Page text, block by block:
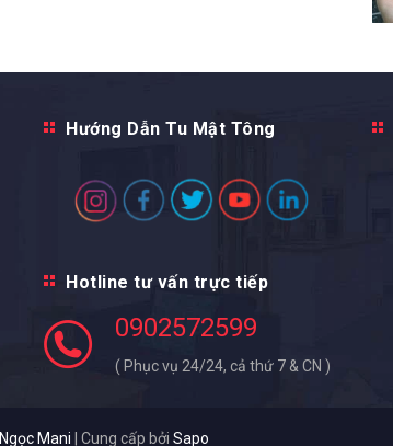
Hướng Dẫn Tu Mật Tông
Hotline tư vấn trực tiếp
0902572599
( Phục vụ 24/24, cả thứ 7 & CN )
Ngọc Mani Cung cấp bởi Sapo